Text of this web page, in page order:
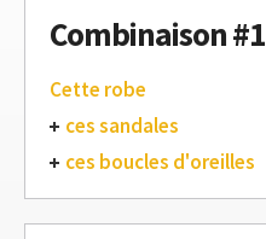
Combinaison #1
Cette robe
ces sandales
ces boucles d'oreilles